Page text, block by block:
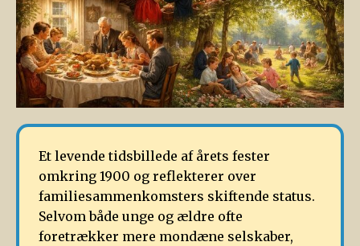
Et levende tidsbillede af årets fester
omkring 1900 og reflekterer over
familiesammenkomsters skiftende status.
Selvom både unge og ældre ofte
foretrækker mere mondæne selskaber,